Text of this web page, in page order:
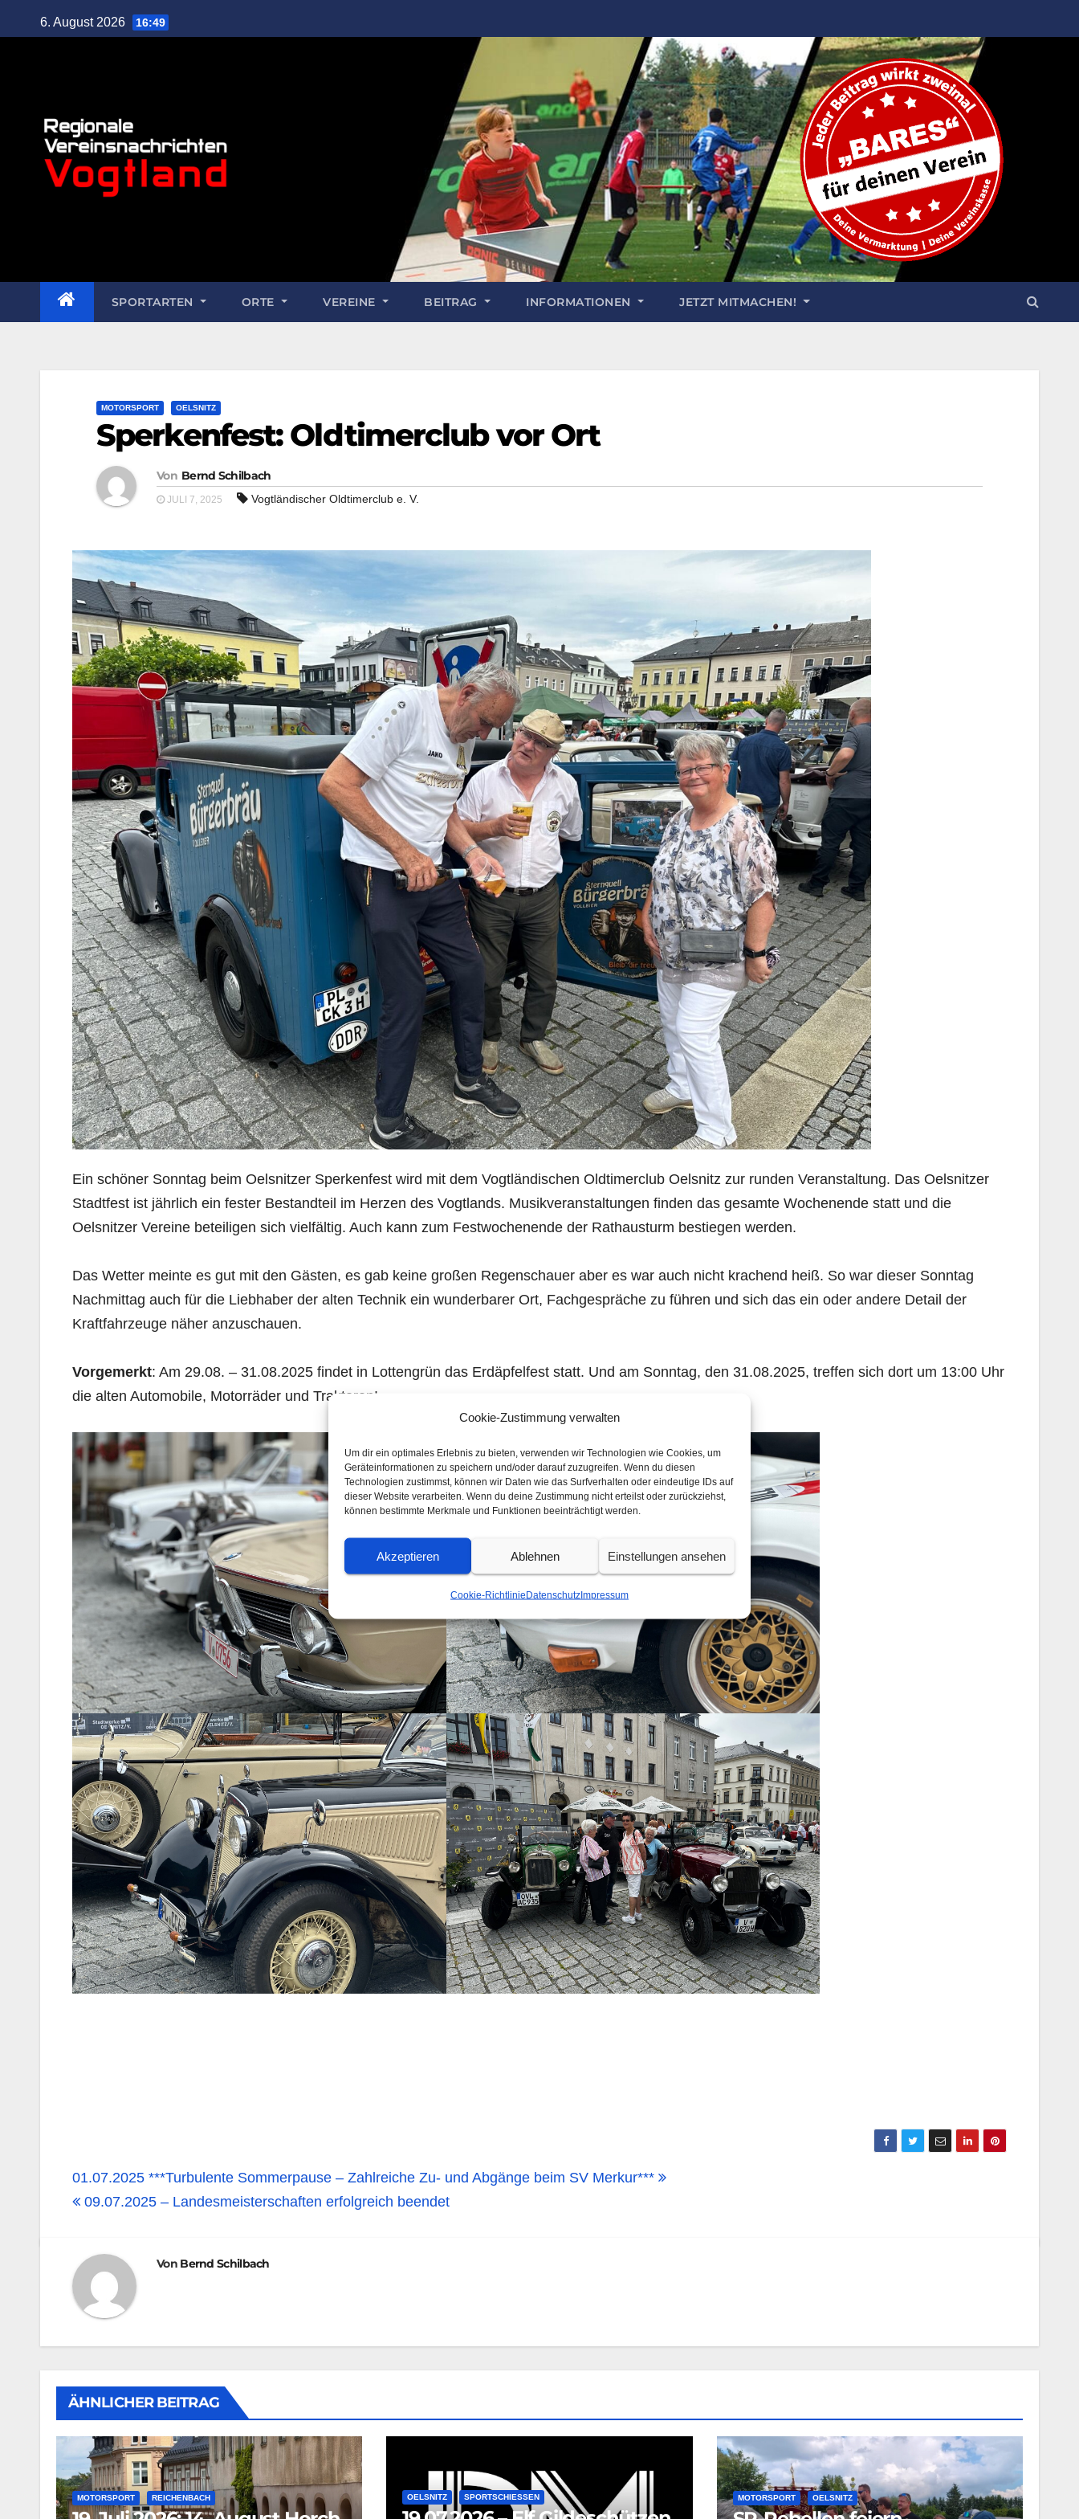
Cookie-Zustimmung verwalten
Um dir ein optimales Erlebnis zu bieten, verwenden wir Technologien wie Cookies, um
Geräteinformationen zu speichern und/oder darauf zuzugreifen. Wenn du diesen
Technologien zustimmst, können wir Daten wie das Surfverhalten oder eindeutige IDs auf
dieser Website verarbeiten. Wenn du deine Zustimmung nicht erteilst oder zurückziehst,
können bestimmte Merkmale und Funktionen beeinträchtigt werden.
Akzeptieren Ablehnen Einstellungen ansehen
Cookie-RichtlinieDatenschutzImpressum
6. August 2026 16:49
SPORTARTEN ORTE VEREINE BEITRAG INFORMATIONEN JETZT MITMACHEN!
MOTORSPORT OELSNITZ
Sperkenfest: Oldtimerclub vor Ort
Von Bernd Schilbach
JULI 7, 2025 Vogtländischer Oldtimerclub e. V.
Ein schöner Sonntag beim Oelsnitzer Sperkenfest wird mit dem Vogtländischen Oldtimerclub Oelsnitz zur runden Veranstaltung. Das Oelsnitzer
Stadtfest ist jährlich ein fester Bestandteil im Herzen des Vogtlands. Musikveranstaltungen finden das gesamte Wochenende statt und die
Oelsnitzer Vereine beteiligen sich vielfältig. Auch kann zum Festwochenende der Rathausturm bestiegen werden.
Das Wetter meinte es gut mit den Gästen, es gab keine großen Regenschauer aber es war auch nicht krachend heiß. So war dieser Sonntag
Nachmittag auch für die Liebhaber der alten Technik ein wunderbarer Ort, Fachgespräche zu führen und sich das ein oder andere Detail der
Kraftfahrzeuge näher anzuschauen.
Vorgemerkt: Am 29.08. – 31.08.2025 findet in Lottengrün das Erdäpfelfest statt. Und am Sonntag, den 31.08.2025, treffen sich dort um 13:00 Uhr
die alten Automobile, Motorräder und Traktoren!
01.07.2025 ***Turbulente Sommerpause – Zahlreiche Zu- und Abgänge beim SV Merkur***
09.07.2025 – Landesmeisterschaften erfolgreich beendet
Von Bernd Schilbach
ÄHNLICHER BEITRAG
MOTORSPORT REICHENBACH OELSNITZ SPORTSCHIESSEN MOTORSPORT OELSNITZ